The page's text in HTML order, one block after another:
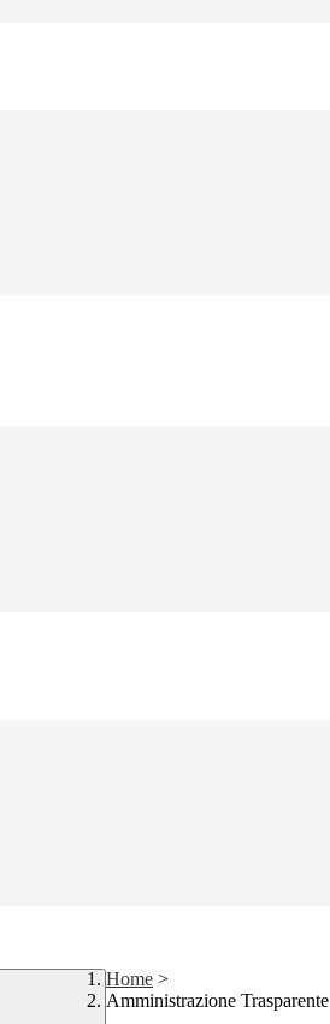
Home >
Amministrazione Trasparente